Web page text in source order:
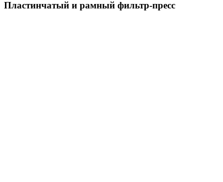
Пластинчатый и рамный фильтр-пресс